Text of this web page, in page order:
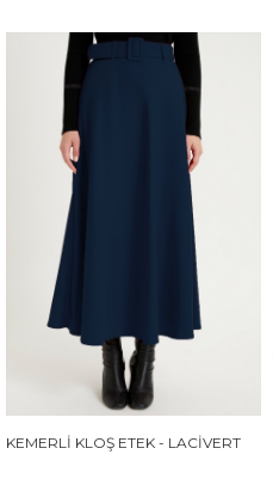
KEMERLI KLOŞ ETEK - LACIVERT